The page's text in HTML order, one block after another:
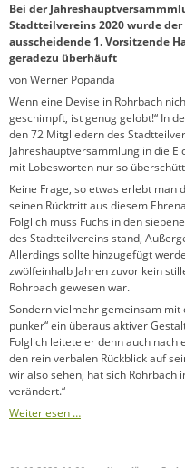
Bei der
Stadtteilvereins 2020 wurde
ausscheidende 1. Vorsitzende
geradezu überhäuft
von Werner Popanda
Wenn eine Devise in Rohrbach
geschimpft, ist genug gelobt!“ In
den 72 Mitgliedern des
Jahreshauptversammlung in die
mit Lobesworten nur so
Keine Frage, so etwas erlebt man
seinen Rücktritt aus diesem
Folglich muss Fuchs in den
des Stadtteilvereins stand,
Allerdings sollte hinzugefügt
zwölfeinhalb Jahren zuvor kein
Rohrbach gewesen war.
Sondern vielmehr gemeinsam
punker“ ein überaus aktiver
Folglich leitete er denn auch nach
den rein verbalen Rückblick auf
wir also sehen, hat sich Rohrbach
verändert.“
Weiterlesen …